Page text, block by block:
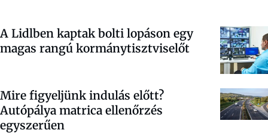
A Lidlben kaptak bolti lopáson egy
magas rangú kormánytisztviselőt
Mire figyeljünk indulás előtt?
Autópálya matrica ellenőrzés
egyszerűen